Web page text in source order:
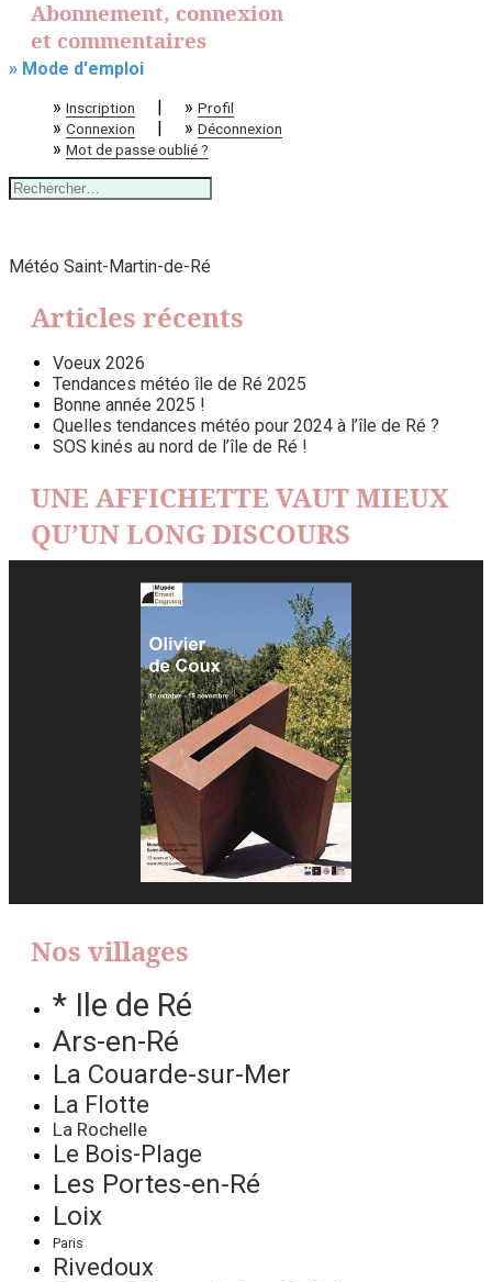
Abonnement, connexion
et commentaires
» Mode d'emploi
» Inscription | » Profil
» Connexion | » Déconnexion
» Mot de passe oublié ?
Rechercher :
Météo Saint-Martin-de-Ré
Articles récents
Voeux 2026
Tendances météo île de Ré 2025
Bonne année 2025 !
Quelles tendances météo pour 2024 à l’île de Ré ?
SOS kinés au nord de l’île de Ré !
UNE AFFICHETTE VAUT MIEUX
QU’UN LONG DISCOURS
Nos villages
* Ile de Ré
Ars-en-Ré
La Couarde-sur-Mer
La Flotte
La Rochelle
Le Bois-Plage
Les Portes-en-Ré
Loix
Paris
Rivedoux